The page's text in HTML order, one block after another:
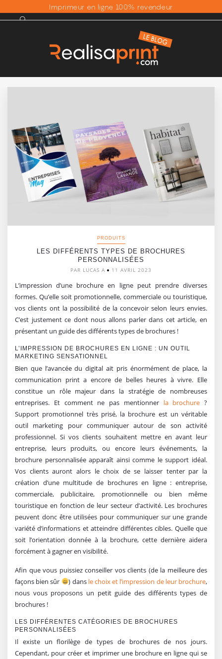
Imprimeur en ligne 100% revendeur
PRODUITS
LES DIFFÉRENTS TYPES DE BROCHURES
PERSONNALISÉES
PAR LUCAS A 11 AVRIL 2023
L’impression d’une brochure en ligne peut prendre diverses
formes. Qu’elle soit promotionnelle, commerciale ou touristique,
vos clients ont la possibilité de la concevoir selon leurs envies.
C’est justement ce dont nous allons parler dans cet article, en
présentant un guide des différents types de brochures !
L’IMPRESSION DE BROCHURES EN LIGNE : UN OUTIL
MARKETING SENSATIONNEL
Bien que l’avancée du digital ait pris énormément de place, la
communication print a encore de belles heures à vivre. Elle
constitue un rôle majeur dans la stratégie de nombreuses
entreprises. Et comment ne pas mentionner la brochure ?
Support promotionnel très prisé, la brochure est un véritable
outil marketing pour communiquer autour de son activité
professionnel. Si vos clients souhaitent mettre en avant leur
entreprise, leurs produits, ou encore leurs événements, la
brochure personnalisée apparaît ainsi comme le support idéal.
Vos clients auront alors le choix de se laisser tenter par la
création d’une multitude de brochures en ligne : entreprise,
commerciale, publicitaire, promotionnelle ou bien même
touristique en fonction de leur secteur d’activité. Les brochures
peuvent donc être utilisées pour communiquer sur une grande
variété d’informations et atteindre différentes cibles. Quelle que
soit l’orientation donnée à la brochure, cette dernière aidera
forcément à gagner en visibilité.
Afin que vous puissiez conseiller vos clients (de la meilleure des
façons bien sûr
) dans le choix et l’impression de leur brochure,
nous vous proposons un petit guide des différents types de
brochures !
LES DIFFÉRENTES CATÉGORIES DE BROCHURES
PERSONNALISÉES
Il existe un florilège de types de brochures de nos jours.
Cependant, pour créer et imprimer une brochure en ligne qui se